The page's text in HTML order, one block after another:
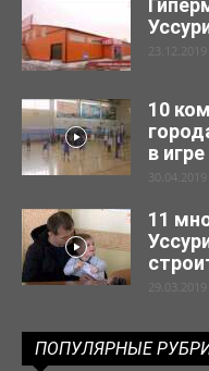
23.12.2019
10
в
30.04.2019
11
29.03.2019
ПОПУЛЯРНЫЕ